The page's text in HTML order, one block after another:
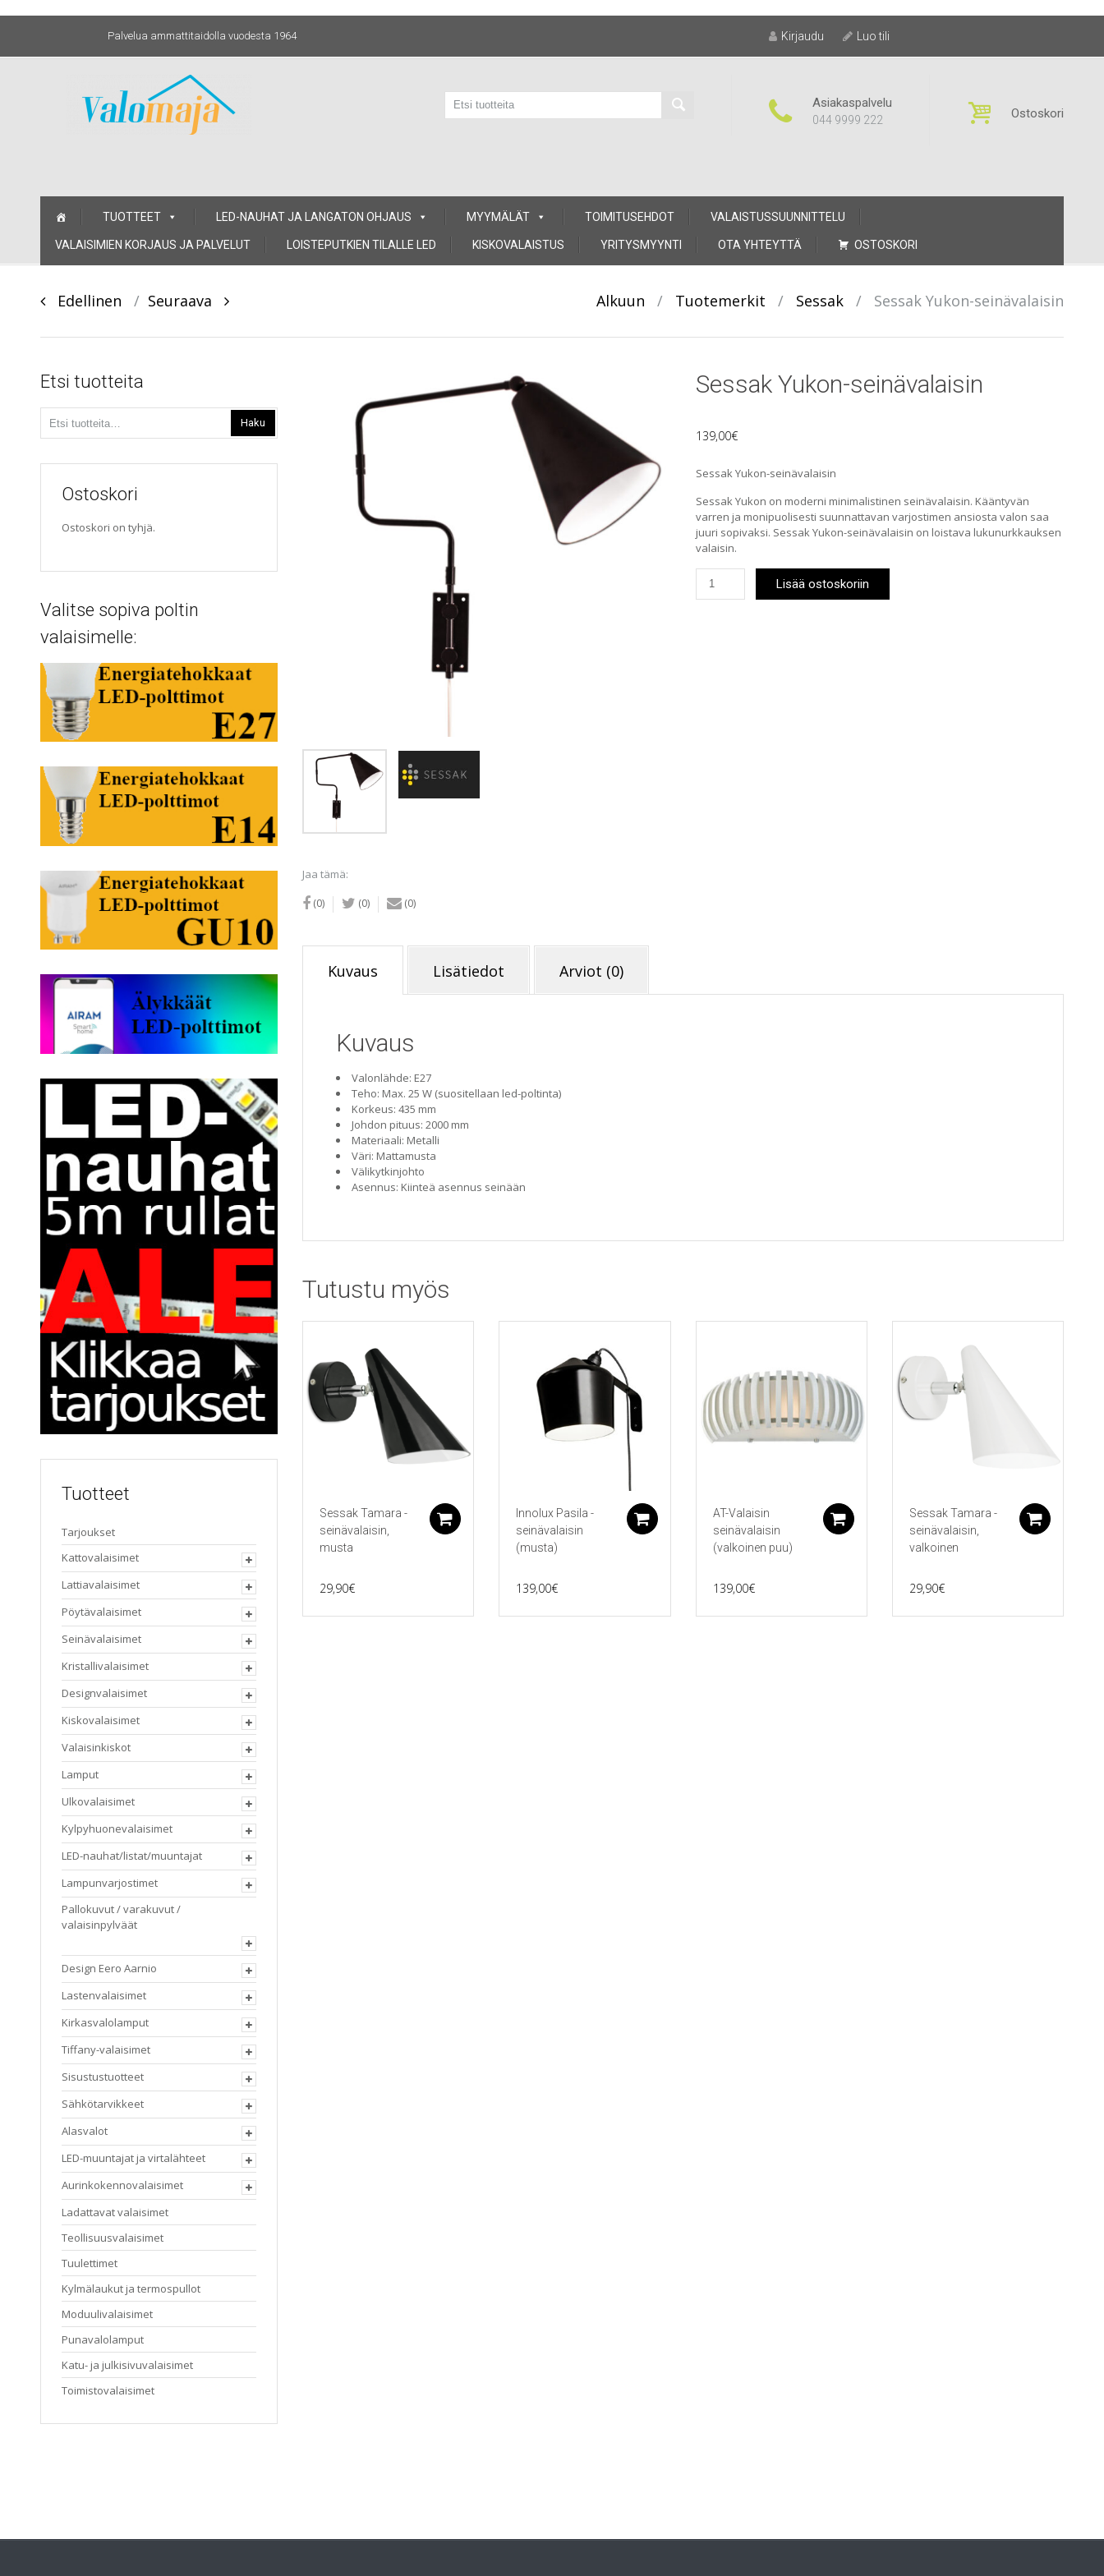
Palvelua ammattitaidolla vuodesta 1964 Kirjaudu Luo tili
Asiakaspalvelu
044 9999 222 Ostoskori
TUOTTEET LED-NAUHAT JA LANGATON OHJAUS MYYMÄLÄT TOIMITUSEHDOT VALAISTUSSUUNNITTELU
VALAISIMIEN KORJAUS JA PALVELUT LOISTEPUTKIEN TILALLE LED KISKOVALAISTUS YRITYSMYYNTI OTA YHTEYTTÄ OSTOSKORI
Post
Edellinen Seuraava Alkuun / Tuotemerkit / Sessak / Sessak Yukon-seinävalaisin
Sessak Yukon-seinävalaisin
139,00€
Sessak Yukon-seinävalaisin
Sessak Yukon on moderni minimalistinen seinävalaisin. Kääntyvän
varren ja monipuolisesti suunnattavan varjostimen ansiosta valon saa
juuri sopivaksi. Sessak Yukon-seinävalaisin on loistava lukunurkkauksen
valaisin.
Yukon-
Lisää ostoskoriin
Jaa tämä:
(0) (0) (0)
Kuvaus Lisätiedot Arviot (0)
Kuvaus
Valonlähde: E27
Teho: Max. 25 W (suositellaan led-poltinta)
Korkeus: 435 mm
Johdon pituus: 2000 mm
Materiaali: Metalli
Väri: Mattamusta
Välikytkinjohto
Asennus: Kiinteä asennus seinään
Tutustu myös
Sessak Tamara -
seinävalaisin,
musta
29,90€
Lisää ostoskoriin
Innolux Pasila -
seinävalaisin
(musta)
139,00€
Lisää ostoskoriin
AT-Valaisin
seinävalaisin
(valkoinen puu)
139,00€
Lisää ostoskoriin
Sessak Tamara -
seinävalaisin,
valkoinen
29,90€
Etsi tuotteita
Haku
Ostoskori
Ostoskori on tyhjä.
Valitse sopiva poltin
valaisimelle:
Tuotteet
Tarjoukset
Kattovalaisimet
Lattiavalaisimet
Pöytävalaisimet
Seinävalaisimet
Kristallivalaisimet
Designvalaisimet
Kiskovalaisimet
Valaisinkiskot
Lamput
Ulkovalaisimet
Kylpyhuonevalaisimet
LED-nauhat/listat/muuntajat
Lampunvarjostimet
Pallokuvut / varakuvut /
valaisinpylväät
Design Eero Aarnio
Lastenvalaisimet
Kirkasvalolamput
Tiffany-valaisimet
Sisustustuotteet
Sähkötarvikkeet
Alasvalot
LED-muuntajat ja virtalähteet
Aurinkokennovalaisimet
Ladattavat valaisimet
Teollisuusvalaisimet
Tuulettimet
Kylmälaukut ja termospullot
Moduulivalaisimet
Punavalolamput
Katu- ja julkisivuvalaisimet
Toimistovalaisimet